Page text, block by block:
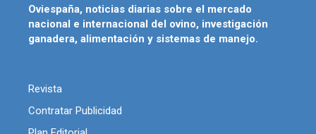
Oviespaña, noticias diarias sobre el mercado
nacional e internacional del ovino, investigación
ganadera, alimentación y sistemas de manejo.
Revista
Contratar Publicidad